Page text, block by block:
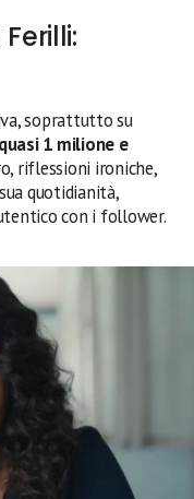
soprattutto su
quasi 1 milione e
riflessioni ironiche,
quotidianità,
con i follower.